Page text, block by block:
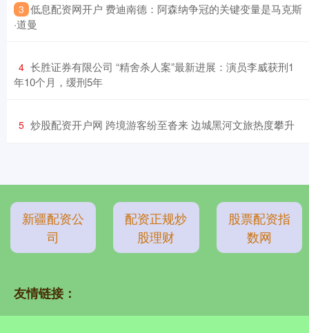
3 ​低息配资网开户 费迪南德：阿森纳争冠的关键变量是马克斯
·道曼
4 ​长胜证券有限公司 “精舍杀人案”最新进展：演员李威获刑1
年10个月，缓刑5年
5 ​炒股配资开户网 跨境游客纷至沓来 边城黑河文旅热度攀升
新疆配资公
司
配资正规炒
股理财
股票配资指
数网
友情链接：